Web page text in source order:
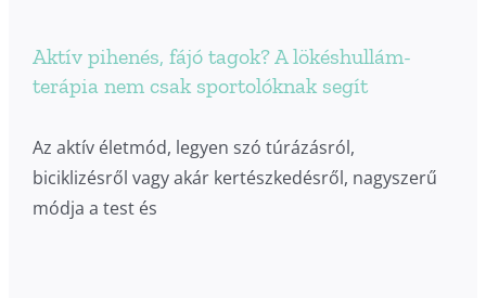
Aktív pihenés, fájó tagok? A lökéshullám-
terápia nem csak sportolóknak segít
Az aktív életmód, legyen szó túrázásról,
biciklizésről vagy akár kertészkedésről, nagyszerű
módja a test és